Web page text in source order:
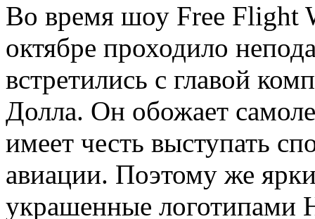
Во время шоу Free Flight
октябре проходило
встретились с главой
Долла. Он обожает
имеет честь выступать
авиации. Поэтому же
украшенные логотипами